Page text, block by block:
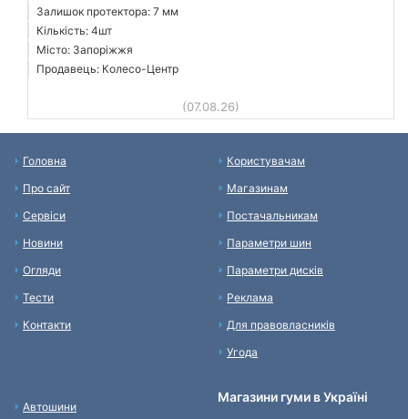
Залишок протектора: 7 мм
Кількість: 4шт
Місто: Запоріжжя
Продавець: Колесо-Центр
(07.08.26)
Головна
Про сайт
Сервіси
Новини
Огляди
Тести
Контакти
Користувачам
Магазинам
Постачальникам
Параметри шин
Параметри дисків
Реклама
Для правовласників
Угода
Автошини
Магазини гуми в Україні